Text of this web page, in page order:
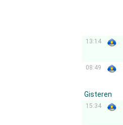
13:14
08:49
Gisteren
15:34